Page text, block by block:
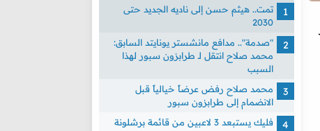
تمت.. هيثم حسن إلى ناديه الجديد حتى
2030
"صدمة".. مدافع مانشستر يونايتد السابق:
محمد صلاح انتقل لـ طرابزون سبور لهذا
السبب
محمد صلاح رفض عرضاً خيالياً قبل
الانضمام إلى طرابزون سبور
فليك يستبعد 3 لاعبين من قائمة برشلونة